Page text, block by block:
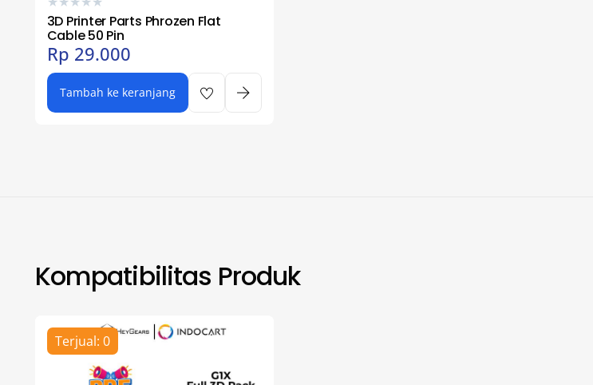
3D Printer Parts Phrozen Flat
Cable 50 Pin
Rp 29.000
Tambah ke keranjang
Kompatibilitas Produk
Terjual: 0